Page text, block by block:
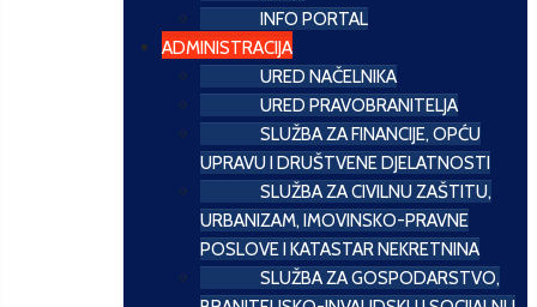
INFO PORTAL
ADMINISTRACIJA
URED NAČELNIKA
URED PRAVOBRANITELJA
SLUŽBA ZA FINANCIJE, OPĆU
UPRAVU I DRUŠTVENE DJELATNOSTI
SLUŽBA ZA CIVILNU ZAŠTITU,
URBANIZAM, IMOVINSKO-PRAVNE
POSLOVE I KATASTAR NEKRETNINA
SLUŽBA ZA GOSPODARSTVO,